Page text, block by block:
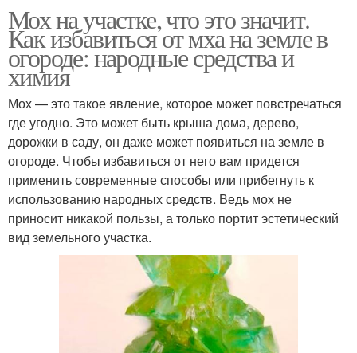
Мох на участке, что это значит.
Как избавиться от мха на земле в
огороде: народные средства и
химия
Мох — это такое явление, которое может повстречаться
где угодно. Это может быть крыша дома, дерево,
дорожки в саду, он даже может появиться на земле в
огороде. Чтобы избавиться от него вам придется
применить современные способы или прибегнуть к
использованию народных средств. Ведь мох не
приносит никакой пользы, а только портит эстетический
вид земельного участка.